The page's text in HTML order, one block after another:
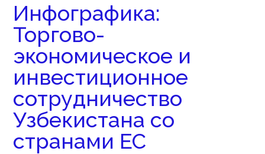
Инфографика:
Торгово-
экономическое и
инвестиционное
сотрудничество
Узбекистана со
странами ЕС